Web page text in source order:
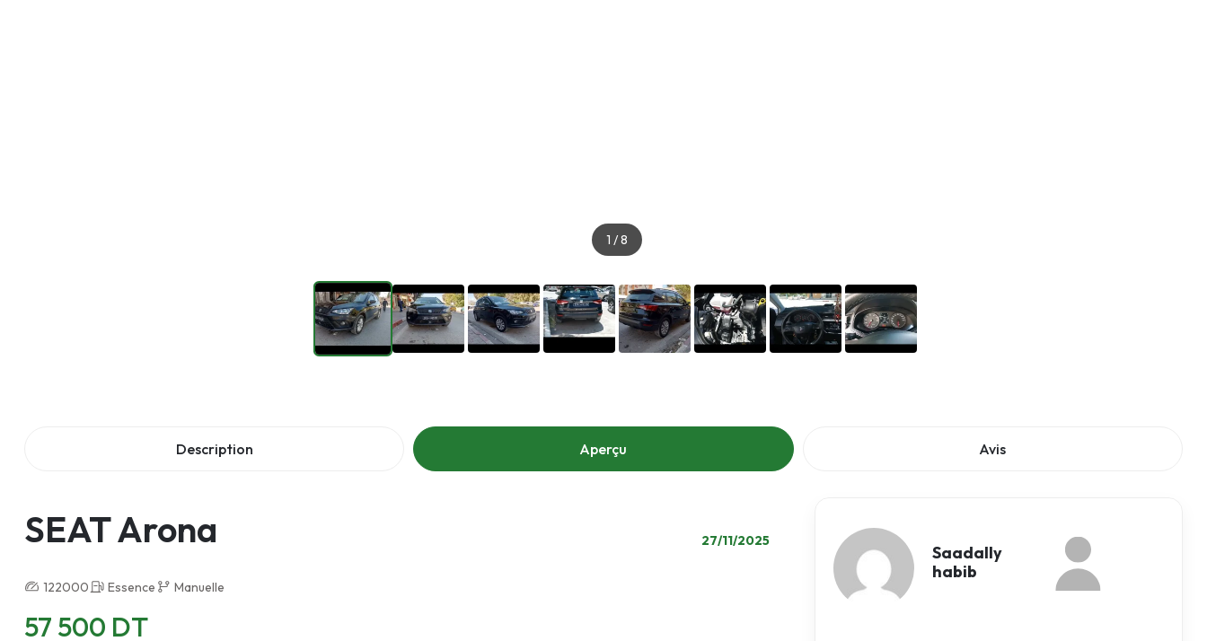
1 /8
Description Aperçu Avis
SEAT Arona 27/11/2025
122000 Essence Manuelle
57 500 DT
Saadally
habib